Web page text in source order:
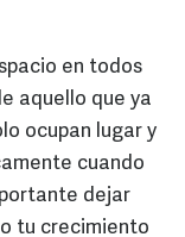
en todos
aquello que ya
ocupan lugar y
cuando
dejar
tu crecimiento